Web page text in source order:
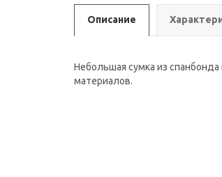
Описание
Небольшая сумка из
материалов.